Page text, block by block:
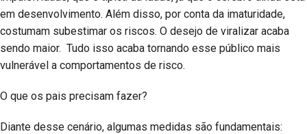
em desenvolvimento. Além disso, por conta da imaturidade,
costumam subestimar os riscos. O desejo de viralizar acaba
sendo maior. Tudo isso acaba tornando esse público mais
vulnerável a comportamentos de risco.
O que os pais precisam fazer?
Diante desse cenário, algumas medidas são fundamentais: